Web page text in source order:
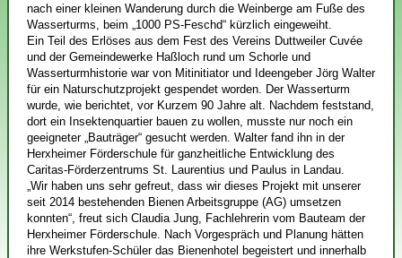
nach einer kleinen Wanderung durch die Weinberge am Fuße des
Wasserturms, beim „1000 PS-Feschd“ kürzlich eingeweiht.
Ein Teil des Erlöses aus dem Fest des Vereins Duttweiler Cuvée
und der Gemeindewerke Haßloch rund um Schorle und
Wasserturmhistorie war von Mitinitiator und Ideengeber Jörg Walter
für ein Naturschutzprojekt gespendet worden. Der Wasserturm
wurde, wie berichtet, vor Kurzem 90 Jahre alt. Nachdem feststand,
dort ein Insektenquartier bauen zu wollen, musste nur noch ein
geeigneter „Bauträger“ gesucht werden. Walter fand ihn in der
Herxheimer Förderschule für ganzheitliche Entwicklung des
Caritas-Förderzentrums St. Laurentius und Paulus in Landau.
„Wir haben uns sehr gefreut, dass wir dieses Projekt mit unserer
seit 2014 bestehenden Bienen Arbeitsgruppe (AG) umsetzen
konnten“, freut sich Claudia Jung, Fachlehrerin vom Bauteam der
Herxheimer Förderschule. Nach Vorgespräch und Planung hätten
ihre Werkstufen-Schüler das Bienenhotel begeistert und innerhalb